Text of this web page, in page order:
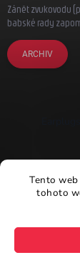
Tento
tohoto
Zánět zvukovodu
babské rady
ARCHIV